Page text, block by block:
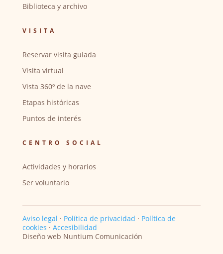
Biblioteca y archivo
VISITA
Reservar visita guiada
Visita virtual
Vista 360º de la nave
Etapas históricas
Puntos de interés
CENTRO SOCIAL
Actividades y horarios
Ser voluntario
Aviso legal · Política de privacidad · Política de
cookies · Accesibilidad
Diseño web Nuntium Comunicación